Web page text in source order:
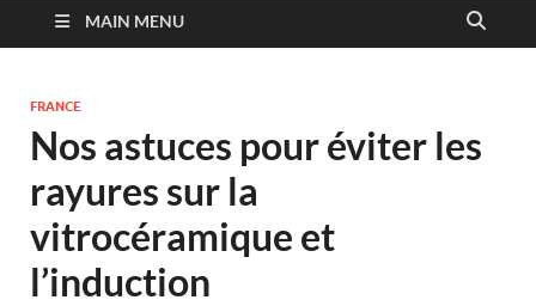
MAIN MENU
FRANCE
Nos astuces pour éviter les
rayures sur la
vitrocéramique et
l’induction